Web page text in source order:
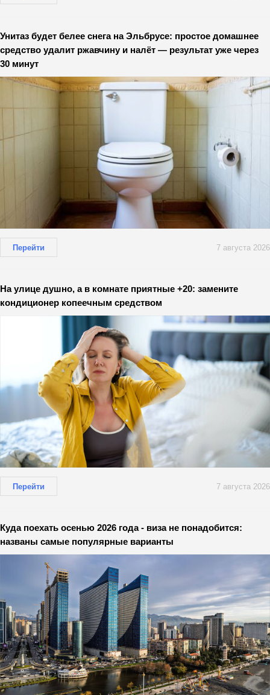
Унитаз будет белее снега на Эльбрусе: простое домашнее
средство удалит ржавчину и налёт — результат уже через
30 минут
Перейти 7 августа 2026
На улице душно, а в комнате приятные +20: замените
кондиционер копеечным средством
Перейти 7 августа 2026
Куда поехать осенью 2026 года - виза не понадобится:
названы самые популярные варианты